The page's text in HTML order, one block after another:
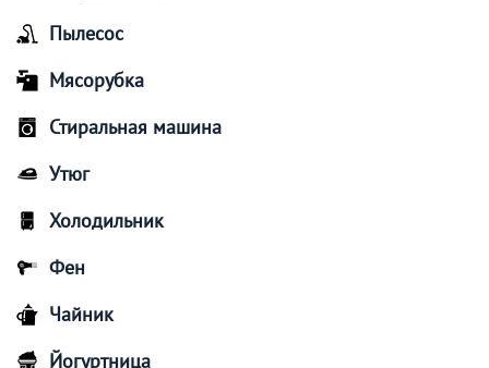
Пылесос
Мясорубка
Стиральная машина
Утюг
Холодильник
Фен
Чайник
Йогуртница